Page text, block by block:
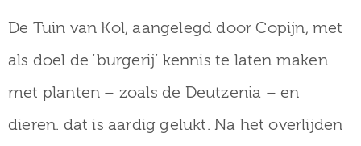
De Tuin van Kol, aangelegd door Copijn, met
als doel de ‘burgerij’ kennis te laten maken
met planten – zoals de Deutzenia – en
dieren. dat is aardig gelukt. Na het overlijden